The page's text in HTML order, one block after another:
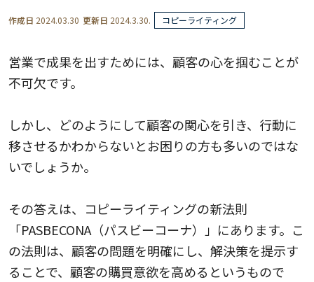
作成日 2024.03.30 更新日 2024.3.30. コピーライティング
営業で成果を出すためには、顧客の心を掴むことが
不可欠です。
しかし、どのようにして顧客の関心を引き、行動に
移させるかわからないとお困りの方も多いのではな
いでしょうか。
その答えは、コピーライティングの新法則
「PASBECONA（パスビーコーナ）」にあります。こ
の法則は、顧客の問題を明確にし、解決策を提示す
ることで、顧客の購買意欲を高めるというもので